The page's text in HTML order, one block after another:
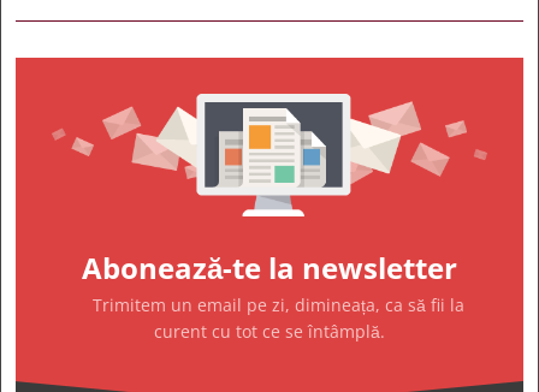
Abonează-te la newsletter
Trimitem un email pe zi, dimineața, ca să fii la
curent cu tot ce se întâmplă.